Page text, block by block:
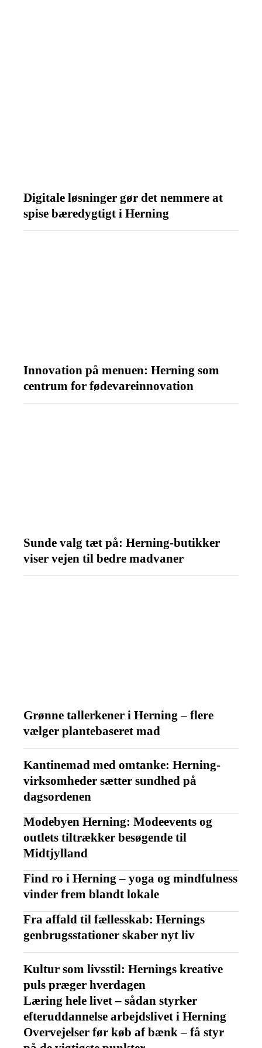
Digitale løsninger gør det nemmere at
spise bæredygtigt i Herning
Innovation på menuen: Herning som
centrum for fødevareinnovation
Sunde valg tæt på: Herning-butikker
viser vejen til bedre madvaner
Grønne tallerkener i Herning – flere
vælger plantebaseret mad
Kantinemad med omtanke: Herning-
virksomheder sætter sundhed på
dagsordenen
Modebyen Herning: Modeevents og
outlets tiltrækker besøgende til
Midtjylland
Find ro i Herning – yoga og mindfulness
vinder frem blandt lokale
Fra affald til fællesskab: Hernings
genbrugsstationer skaber nyt liv
Kultur som livsstil: Hernings kreative
puls præger hverdagen
Læring hele livet – sådan styrker
efteruddannelse arbejdslivet i Herning
Overvejelser før køb af bænk – få styr